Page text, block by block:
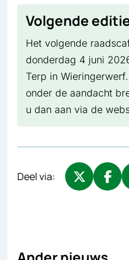
Volgende
Het volgende
donderdag 4 juni
Terp in
onder de aandacht
u dan aan via de
Deel via: